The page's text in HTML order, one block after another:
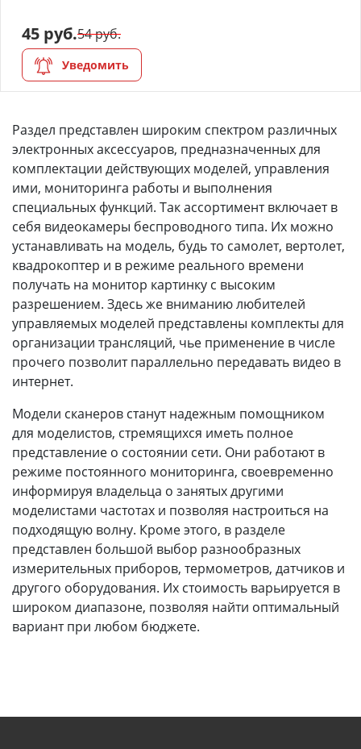
45 руб.54 руб.
Уведомить
Раздел представлен широким спектром различных
электронных аксессуаров, предназначенных для
комплектации действующих моделей, управления
ими, мониторинга работы и выполнения
специальных функций. Так ассортимент включает в
себя видеокамеры беспроводного типа. Их можно
устанавливать на модель, будь то самолет, вертолет,
квадрокоптер и в режиме реального времени
получать на монитор картинку с высоким
разрешением. Здесь же вниманию любителей
управляемых моделей представлены комплекты для
организации трансляций, чье применение в числе
прочего позволит параллельно передавать видео в
интернет.
Модели сканеров станут надежным помощником
для моделистов, стремящихся иметь полное
представление о состоянии сети. Они работают в
режиме постоянного мониторинга, своевременно
информируя владельца о занятых другими
моделистами частотах и позволяя настроиться на
подходящую волну. Кроме этого, в разделе
представлен большой выбор разнообразных
измерительных приборов, термометров, датчиков и
другого оборудования. Их стоимость варьируется в
широком диапазоне, позволяя найти оптимальный
вариант при любом бюджете.